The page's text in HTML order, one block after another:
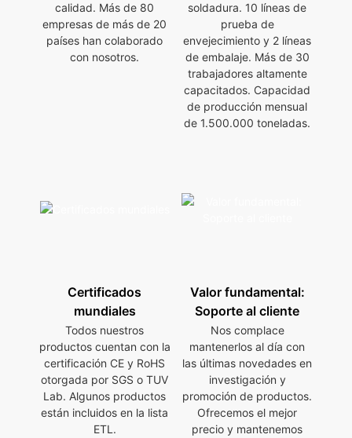
calidad. Más de 80
empresas de más de 20
países han colaborado
con nosotros.
soldadura. 10 líneas de
prueba de
envejecimiento y 2 líneas
de embalaje. Más de 30
trabajadores altamente
capacitados. Capacidad
de producción mensual
de 1.500.000 toneladas.
Certificados
mundiales
Todos nuestros
productos cuentan con la
certificación CE y RoHS
otorgada por SGS o TUV
Lab. Algunos productos
están incluidos en la lista
ETL.
Valor fundamental:
Soporte al cliente
Nos complace
mantenerlos al día con
las últimas novedades en
investigación y
promoción de productos.
Ofrecemos el mejor
precio y mantenemos